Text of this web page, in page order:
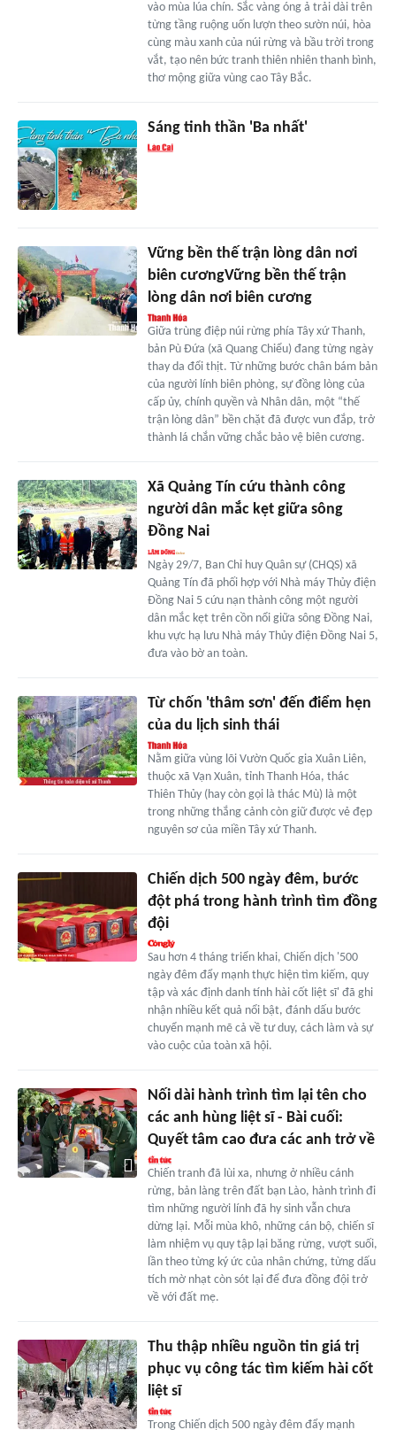
vào mùa lúa chín. Sắc vàng óng ả trải dài trên
từng tầng ruộng uốn lượn theo sườn núi, hòa
cùng màu xanh của núi rừng và bầu trời trong
vắt, tạo nên bức tranh thiên nhiên thanh bình,
thơ mộng giữa vùng cao Tây Bắc.
Sáng tinh thần 'Ba nhất'
Vững bền thế trận lòng dân nơi
biên cươngVững bền thế trận
lòng dân nơi biên cương
Giữa trùng điệp núi rừng phía Tây xứ Thanh,
bản Pù Đứa (xã Quang Chiểu) đang từng ngày
thay da đổi thịt. Từ những bước chân bám bản
của người lính biên phòng, sự đồng lòng của
cấp ủy, chính quyền và Nhân dân, một “thế
trận lòng dân” bền chặt đã được vun đắp, trở
thành lá chắn vững chắc bảo vệ biên cương.
Xã Quảng Tín cứu thành công
người dân mắc kẹt giữa sông
Đồng Nai
Ngày 29/7, Ban Chỉ huy Quân sự (CHQS) xã
Quảng Tín đã phối hợp với Nhà máy Thủy điện
Đồng Nai 5 cứu nạn thành công một người
dân mắc kẹt trên cồn nổi giữa sông Đồng Nai,
khu vực hạ lưu Nhà máy Thủy điện Đồng Nai 5,
đưa vào bờ an toàn.
Từ chốn 'thâm sơn' đến điểm hẹn
của du lịch sinh thái
Nằm giữa vùng lõi Vườn Quốc gia Xuân Liên,
thuộc xã Vạn Xuân, tỉnh Thanh Hóa, thác
Thiên Thủy (hay còn gọi là thác Mù) là một
trong những thắng cảnh còn giữ được vẻ đẹp
nguyên sơ của miền Tây xứ Thanh.
Chiến dịch 500 ngày đêm, bước
đột phá trong hành trình tìm đồng
đội
Sau hơn 4 tháng triển khai, Chiến dịch '500
ngày đêm đẩy mạnh thực hiện tìm kiếm, quy
tập và xác định danh tính hài cốt liệt sĩ' đã ghi
nhận nhiều kết quả nổi bật, đánh dấu bước
chuyển mạnh mẽ cả về tư duy, cách làm và sự
vào cuộc của toàn xã hội.
Nối dài hành trình tìm lại tên cho
các anh hùng liệt sĩ - Bài cuối:
Quyết tâm cao đưa các anh trở về
Chiến tranh đã lùi xa, nhưng ở nhiều cánh
rừng, bản làng trên đất bạn Lào, hành trình đi
tìm những người lính đã hy sinh vẫn chưa
dừng lại. Mỗi mùa khô, những cán bộ, chiến sĩ
làm nhiệm vụ quy tập lại băng rừng, vượt suối,
lần theo từng ký ức của nhân chứng, từng dấu
tích mờ nhạt còn sót lại để đưa đồng đội trở
về với đất mẹ.
Thu thập nhiều nguồn tin giá trị
phục vụ công tác tìm kiếm hài cốt
liệt sĩ
Trong Chiến dịch 500 ngày đêm đẩy mạnh